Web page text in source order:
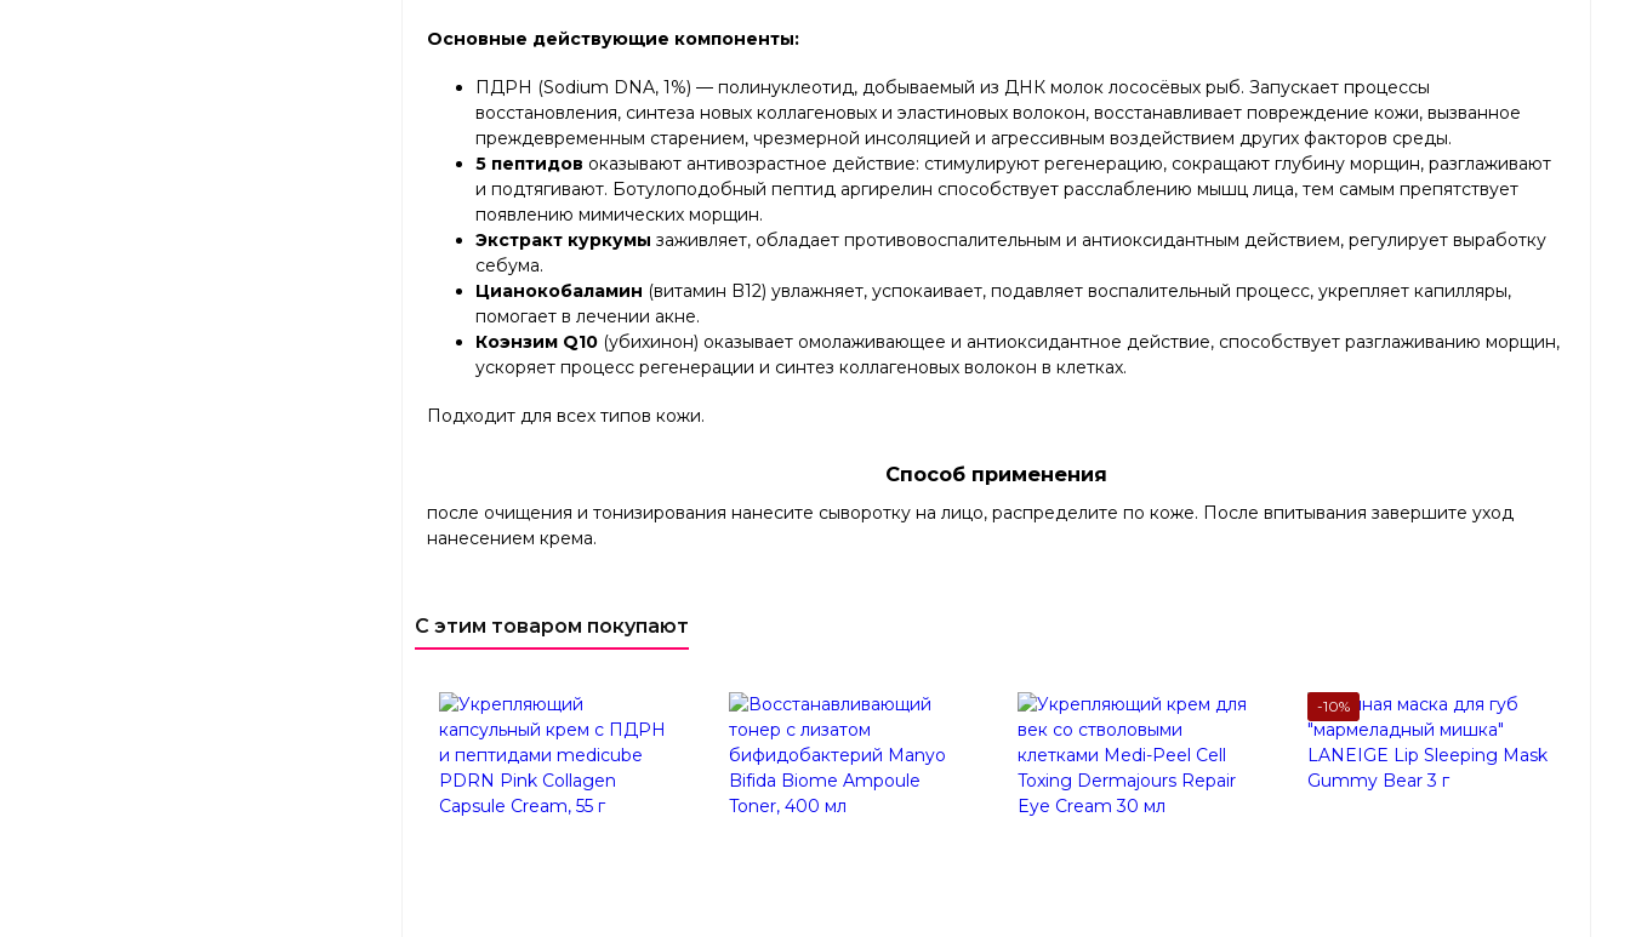
Основные действующие компоненты:
ПДРН (Sodium DNA, 1%) — полинуклеотид, добываемый из ДНК молок лососёвых рыб. Запускает процессы
восстановления, синтеза новых коллагеновых и эластиновых волокон, восстанавливает повреждение кожи, вызванное
преждевременным старением, чрезмерной инсоляцией и агрессивным воздействием других факторов среды.
5 пептидов оказывают антивозрастное действие: стимулируют регенерацию, сокращают глубину морщин, разглаживают
и подтягивают. Ботулоподобный пептид аргирелин способствует расслаблению мышц лица, тем самым препятствует
появлению мимических морщин.
Экстракт куркумы заживляет, обладает противовоспалительным и антиоксидантным действием, регулирует выработку
себума.
Цианокобаламин (витамин B12) увлажняет, успокаивает, подавляет воспалительный процесс, укрепляет капилляры,
помогает в лечении акне.
Коэнзим Q10(убихинон) оказывает омолаживающее и антиоксидантное действие, способствует разглаживанию морщин,
ускоряет процесс регенерации и синтез коллагеновых волокон в клетках.
Подходит для всех типов кожи.
Способ применения
после очищения и тонизирования нанесите сыворотку на лицо, распределите по коже. После впитывания завершите уход
нанесением крема.
С этим товаром покупают
-10%